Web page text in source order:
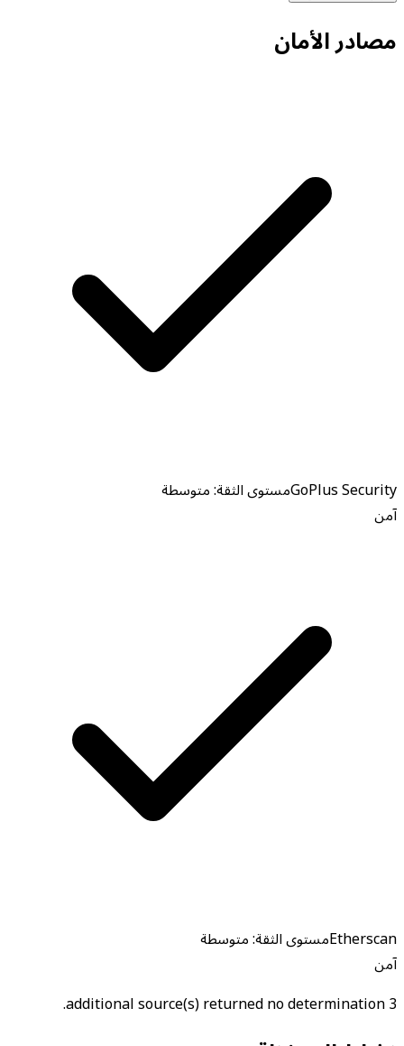
مصادر الأمان
GoPlus Securityمستوى الثقة: متوسطة
آمن
Etherscanمستوى الثقة: متوسطة
آمن
3 additional source(s) returned no determination.